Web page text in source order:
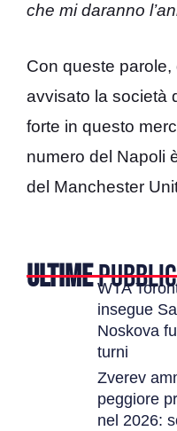
che mi daranno
Con queste parole,
avvisato la società
forte in questo
numero del Napoli
del Manchester
ULTIMEWTA
insegue
Noskova
turni
Zverev
peggiore
nel 2026: